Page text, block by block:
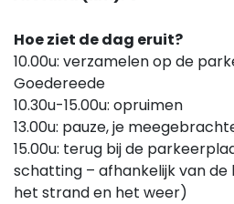
Hoe ziet de dag eruit?
10.00u: verzamelen op de
Goedereede
10.30u-15.00u: opruimen
13.00u: pauze, je
15.00u: terug bij de
schatting – afhankelijk van
het strand en het weer)